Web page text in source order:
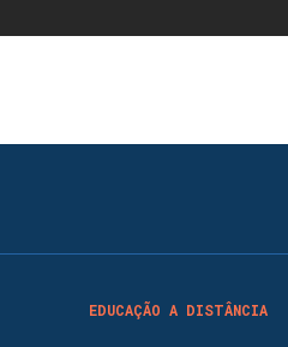
EDUCAÇÃO A DISTÂNCIA